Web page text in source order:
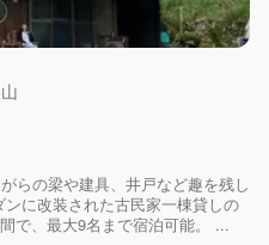
らの梁や建具、井戸など趣を残し
に改装された古民家一棟貸しの
で、最大9名まで宿泊可能。 ...